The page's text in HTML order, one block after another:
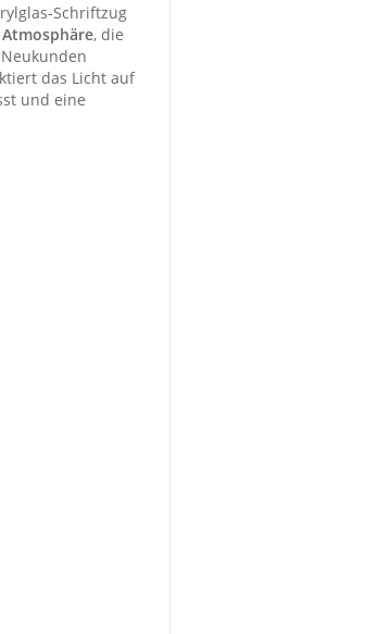
Schriftzug
, die
das Licht auf
und eine